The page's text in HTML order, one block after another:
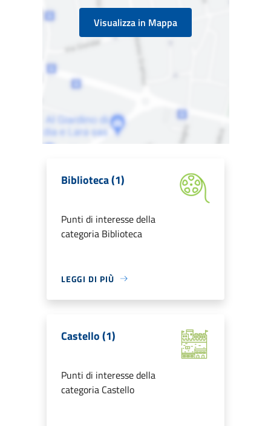
Visualizza in Mappa
Biblioteca (1)
Punti di interesse della
categoria Biblioteca
LEGGI DI PIÙ
Castello (1)
Punti di interesse della
categoria Castello